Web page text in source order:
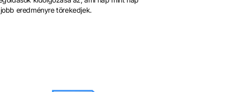
eredményre törekedjek.